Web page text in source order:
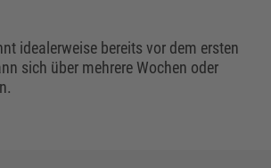
idealerweise bereits vor dem ersten
sich über mehrere Wochen oder